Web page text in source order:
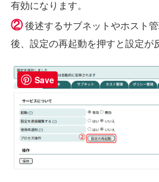
有効になります。
②後述するサブネットやホスト
後、設定の再起動を押すと設定が
Save